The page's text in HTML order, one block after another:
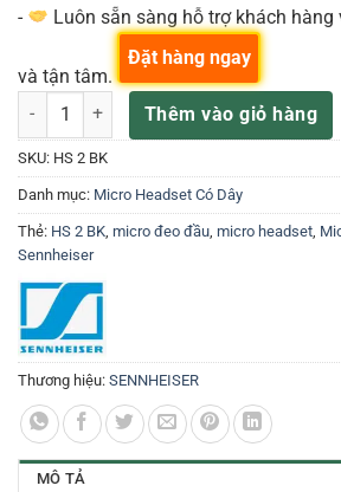
-
Luôn sẵn sàng hỗ trợ khách
và tận tâm.
Sennheiser HS 2 BK Microphone Đeo Đầu
Thêm vào giỏ hàng
Đặt hàng ngay
SKU: HS 2 BK
Danh mục: Micro Headset Có Dây
Thẻ: HS 2 BK micro đeo đầu micro headset
Sennheiser
Thương hiệu: SENNHEISER
MÔ TẢ